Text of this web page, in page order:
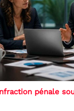
pénale